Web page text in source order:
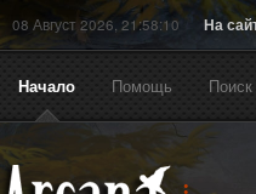
08 Август 2026, 21:58:10 На
Начало Помощь Поиск